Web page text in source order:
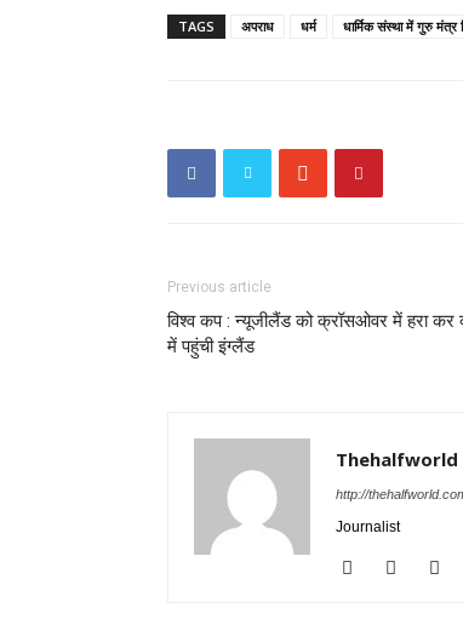
TAGS अपराध धर्म धार्मिक संस्था में गुरु मंत्र
Previous article
विश्व कप : न्यूजीलैंड को क्रॉसओवर में हरा कर
में पहुंची इंग्लैंड
Thehalfworld
http://
Journalist